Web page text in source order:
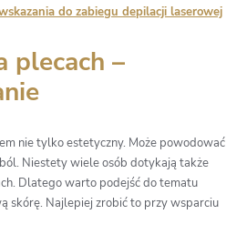
do zabiegu depilacji laserowej
plecach –
nie tylko estetyczny. Może powodować
Niestety wiele osób dotykają także
Dlatego warto podejść do tematu
skórę. Najlepiej zrobić to przy wsparciu